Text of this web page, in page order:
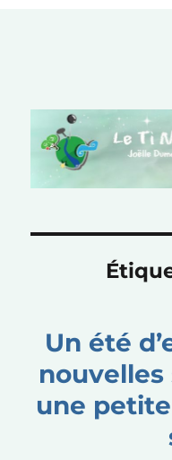
Un été
une